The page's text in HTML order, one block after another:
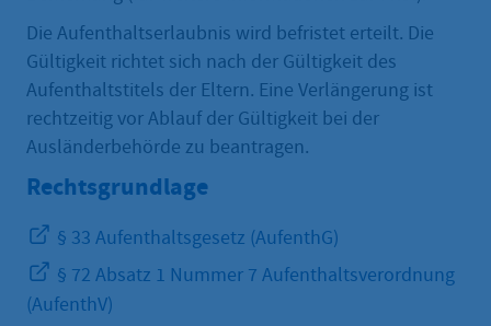
Die Aufenthaltserlaubnis wird befristet erteilt. Die
Gültigkeit richtet sich nach der Gültigkeit des
Aufenthaltstitels der Eltern. Eine Verlängerung ist
rechtzeitig vor Ablauf der Gültigkeit bei der
Ausländerbehörde zu beantragen.
Rechtsgrundlage
§ 33 Aufenthaltsgesetz (AufenthG)
§ 72 Absatz 1 Nummer 7 Aufenthaltsverordnung
(AufenthV)